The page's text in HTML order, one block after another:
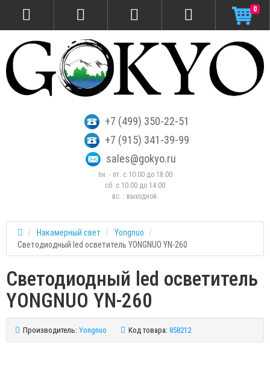
+7 (499) 350-22-51
+7 (915) 341-39-99
sales@gokyo.ru
пн. - пт. с 10:00 до 18:00
сб. c 10:00 до 14:00
вс. : выходной.
0
Накамерный свет
Yongnuo
Светодиодный led осветитель YONGNUO YN-260
Светодиодный led осветитель
YONGNUO YN-260
Производитель: Yongnuo Код товара: 858212